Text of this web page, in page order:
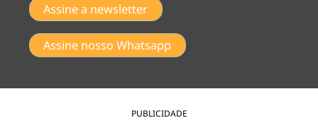
Assine a newsletter
Assine nosso Whatsapp
PUBLICIDADE